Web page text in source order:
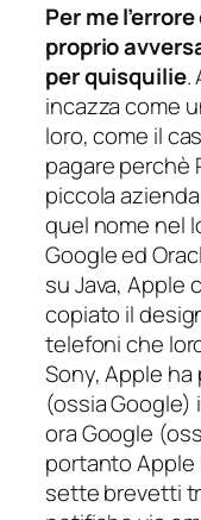
Per me
proprio
per quisquilie.
incazza come
loro, come il
pagare perchè
piccola
quel nome nel
Google ed
su Java, Apple
copiato il
telefoni che
Sony, Apple
(ossia
ora Google
portanto Apple
sette brevetti